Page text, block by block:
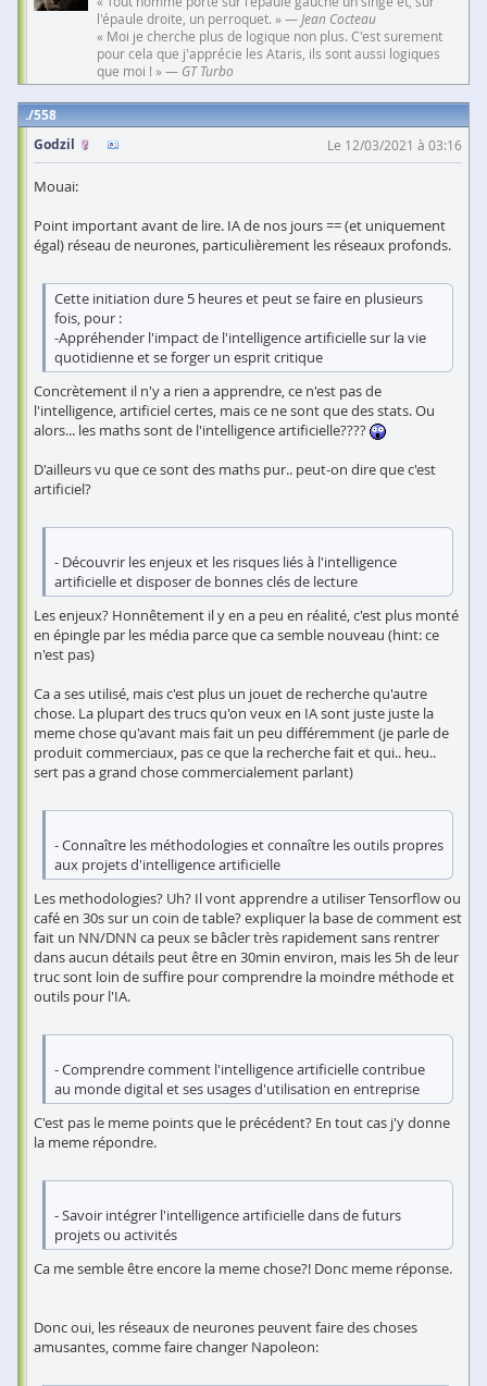
l'épaule droite, un perroquet. » —Jean Cocteau
« Moi je cherche plus de logique non plus. C'est surement
pour cela que j'apprécie les Ataris, ils sont aussi logiques
que moi ! » — GT Turbo
558
Godzil
Le 12/03/2021 à 03:16
Mouai:
Point important avant de lire. IA de nos jours == (et uniquement
égal) réseau de neurones, particulièrement les réseaux profonds.
Cette initiation dure 5 heures et peut se faire en plusieurs
fois, pour :
-Appréhender l'impact de l'intelligence artificielle sur la vie
quotidienne et se forger un esprit critique
Concrètement il n'y a rien a apprendre, ce n'est pas de
l'intelligence, artificiel certes, mais ce ne sont que des stats. Ou
alors... les maths sont de l'intelligence artificielle????
D'ailleurs vu que ce sont des maths pur.. peut-on dire que c'est
artificiel?
- Découvrir les enjeux et les risques liés à l'intelligence
artificielle et disposer de bonnes clés de lecture
Les enjeux? Honnêtement il y en a peu en réalité, c'est plus monté
en épingle par les média parce que ca semble nouveau (hint: ce
n'est pas)
Ca a ses utilisé, mais c'est plus un jouet de recherche qu'autre
chose. La plupart des trucs qu'on veux en IA sont juste juste la
meme chose qu'avant mais fait un peu différemment (je parle de
produit commerciaux, pas ce que la recherche fait et qui.. heu..
sert pas a grand chose commercialement parlant)
- Connaître les méthodologies et connaître les outils propres
aux projets d'intelligence artificielle
Les methodologies? Uh? Il vont apprendre a utiliser Tensorflow ou
café en 30s sur un coin de table? expliquer la base de comment est
fait un NN/DNN ca peux se bâcler très rapidement sans rentrer
dans aucun détails peut être en 30min environ, mais les 5h de leur
truc sont loin de suffire pour comprendre la moindre méthode et
outils pour l'IA.
- Comprendre comment l'intelligence artificielle contribue
au monde digital et ses usages d'utilisation en entreprise
C'est pas le meme points que le précédent? En tout cas j'y donne
la meme répondre.
- Savoir intégrer l'intelligence artificielle dans de futurs
projets ou activités
Ca me semble être encore la meme chose?! Donc meme réponse.
Donc oui, les réseaux de neurones peuvent faire des choses
amusantes, comme faire changer Napoleon: